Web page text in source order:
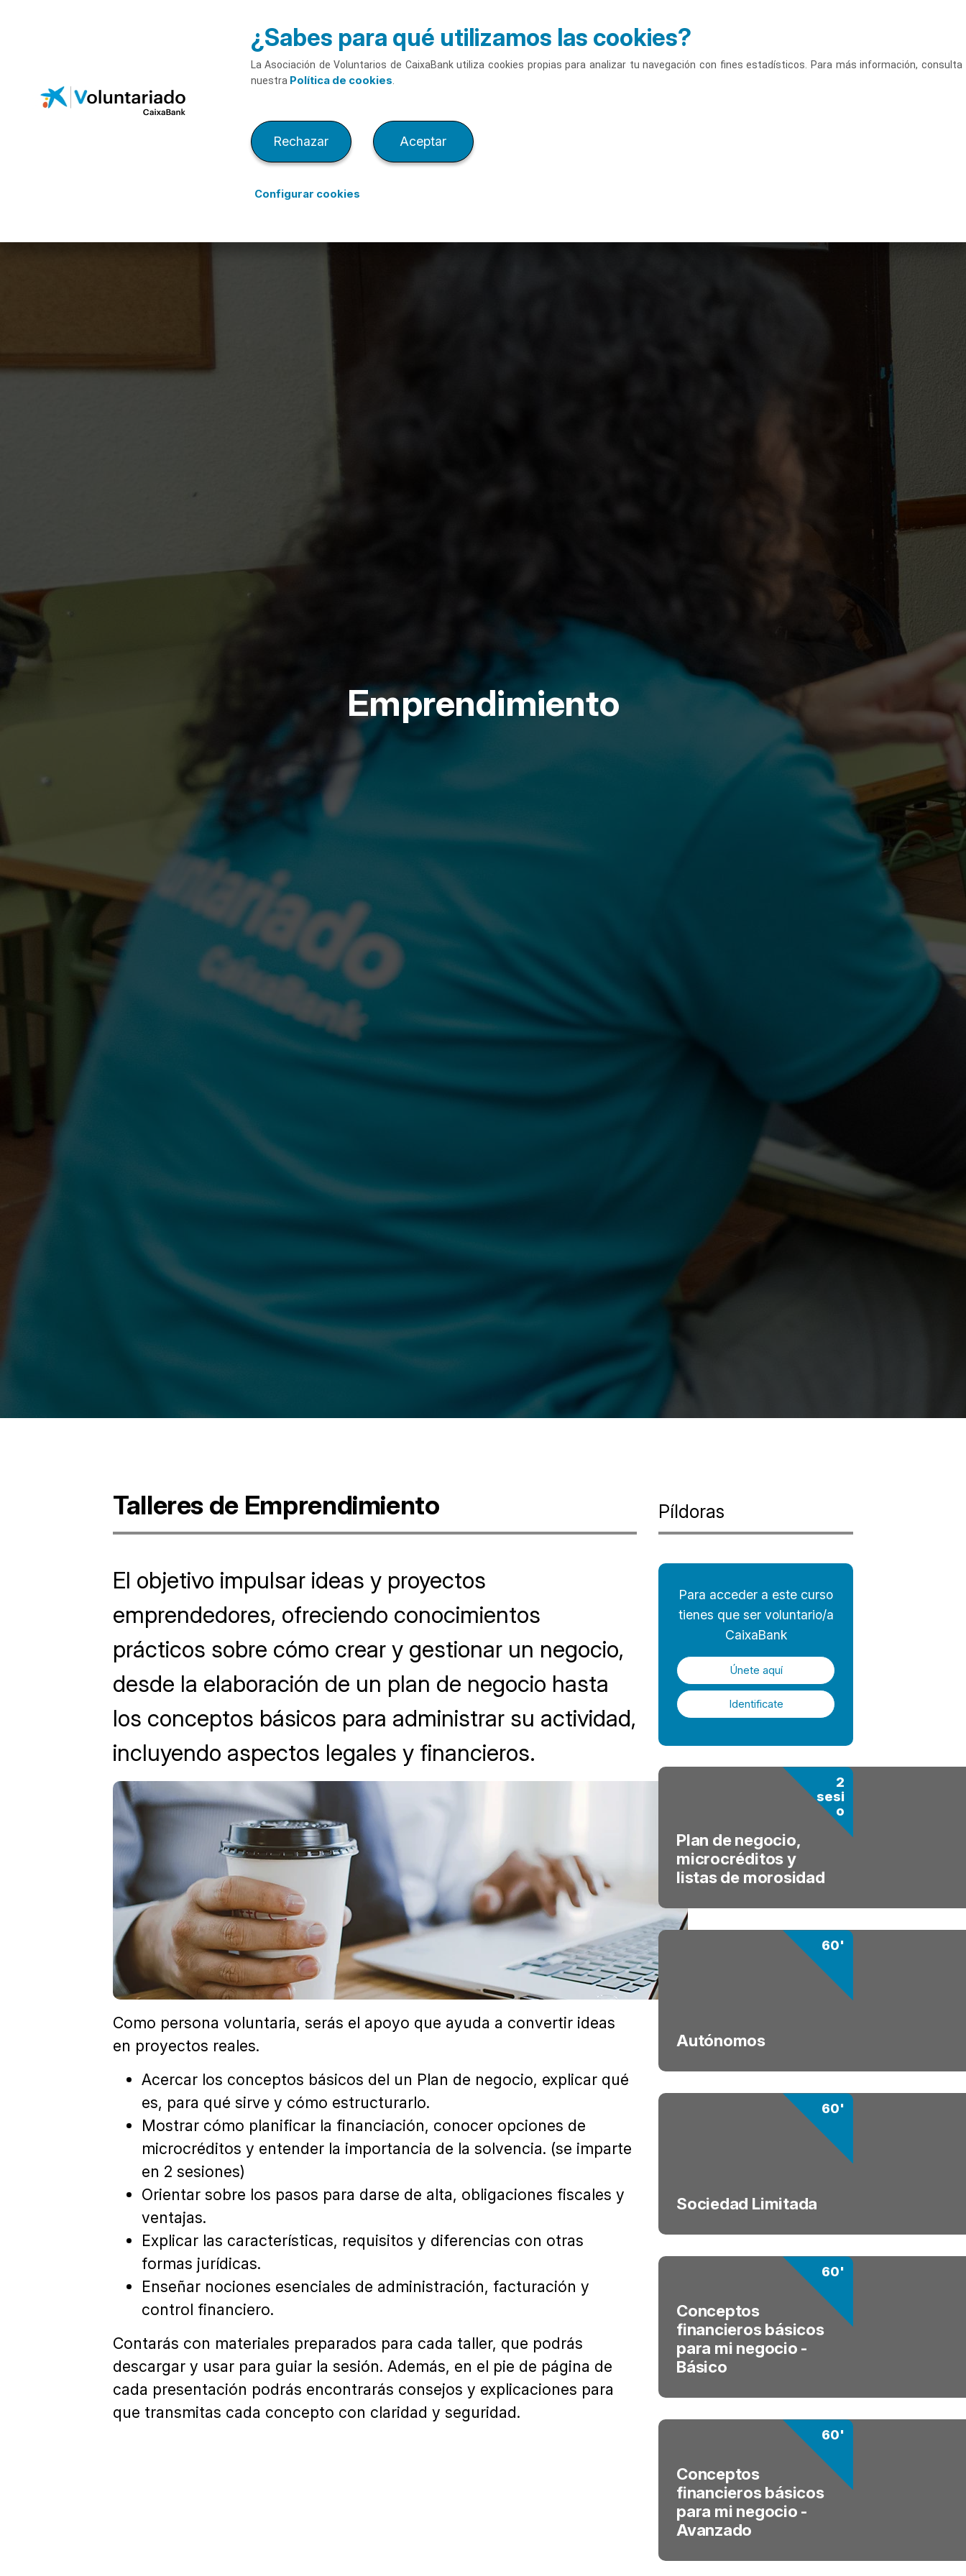
¿Sabes para qué utilizamos las cookies?
La Asociación de Voluntarios de CaixaBank utiliza cookies propias para analizar tu navegación con fines estadísticos. Para más información, consulta
nuestra Política de cookies.
Rechazar Aceptar
Configurar cookies
Emprendimiento
Talleres de Emprendimiento
El objetivo impulsar ideas y proyectos
emprendedores, ofreciendo conocimientos
prácticos sobre cómo crear y gestionar un negocio,
desde la elaboración de un plan de negocio hasta
los conceptos básicos para administrar su actividad,
incluyendo aspectos legales y financieros.
Como persona voluntaria, serás el apoyo que ayuda a convertir ideas
en proyectos reales.
Acercar los conceptos básicos del un Plan de negocio, explicar qué
es, para qué sirve y cómo estructurarlo.
Mostrar cómo planificar la financiación, conocer opciones de
microcréditos y entender la importancia de la solvencia. (se imparte
en 2 sesiones)
Orientar sobre los pasos para darse de alta, obligaciones fiscales y
ventajas.
Explicar las características, requisitos y diferencias con otras
formas jurídicas.
Enseñar nociones esenciales de administración, facturación y
control financiero.
Contarás con materiales preparados para cada taller, que podrás
descargar y usar para guiar la sesión. Además, en el pie de página de
cada presentación podrás encontrarás consejos y explicaciones para
que transmitas cada concepto con claridad y seguridad.
Píldoras
Para acceder a este curso
tienes que ser voluntario/a
CaixaBank
Únete aquí
Identificate
2
sesi
o
Plan de negocio,
microcréditos y
listas de morosidad
60'
Autónomos
60'
Sociedad Limitada
60'
Conceptos
financieros básicos
para mi negocio -
Básico
60'
Conceptos
financieros básicos
para mi negocio -
Avanzado